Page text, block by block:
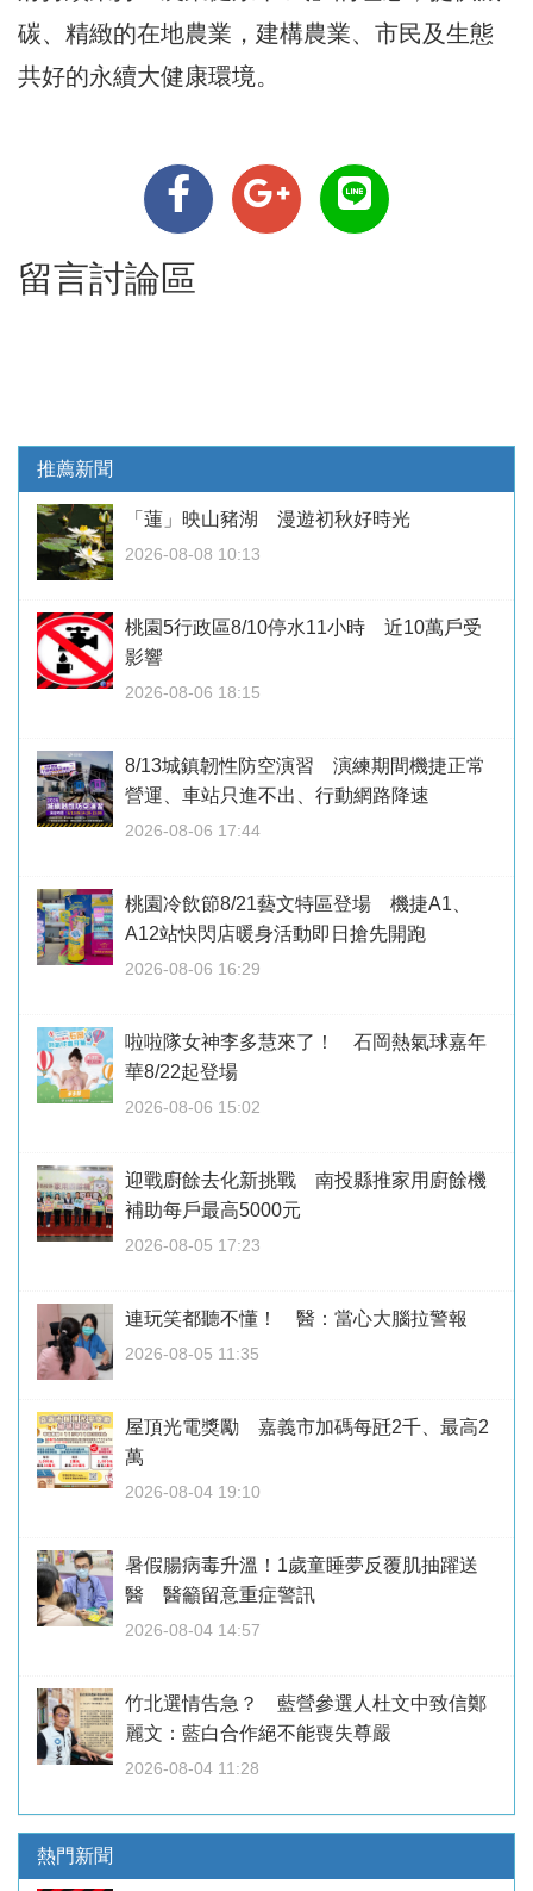
碳、精緻的在地農業，建構農業、市民及生態
共好的永續大健康環境。
留言討論區
推薦新聞
「蓮」映山豬湖 漫遊初秋好時光
2026-08-08 10:13
桃園5行政區8/10停水11小時 近10萬戶受
影響
2026-08-06 18:15
8/13城鎮韌性防空演習 演練期間機捷正常
營運、車站只進不出、行動網路降速
2026-08-06 17:44
桃園冷飲節8/21藝文特區登場 機捷A1、
A12站快閃店暖身活動即日搶先開跑
2026-08-06 16:29
啦啦隊女神李多慧來了！ 石岡熱氣球嘉年
華8/22起登場
2026-08-06 15:02
迎戰廚餘去化新挑戰 南投縣推家用廚餘機
補助每戶最高5000元
2026-08-05 17:23
連玩笑都聽不懂！ 醫：當心大腦拉警報
2026-08-05 11:35
屋頂光電獎勵 嘉義市加碼每瓩2千、最高2
萬
2026-08-04 19:10
暑假腸病毒升溫！1歲童睡夢反覆肌抽躍送
醫 醫籲留意重症警訊
2026-08-04 14:57
竹北選情告急？ 藍營參選人杜文中致信鄭
麗文：藍白合作絕不能喪失尊嚴
2026-08-04 11:28
熱門新聞